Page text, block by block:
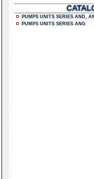
PUMPS UNITS SERIES AND,
PUMPS UNITS SERIES ANG